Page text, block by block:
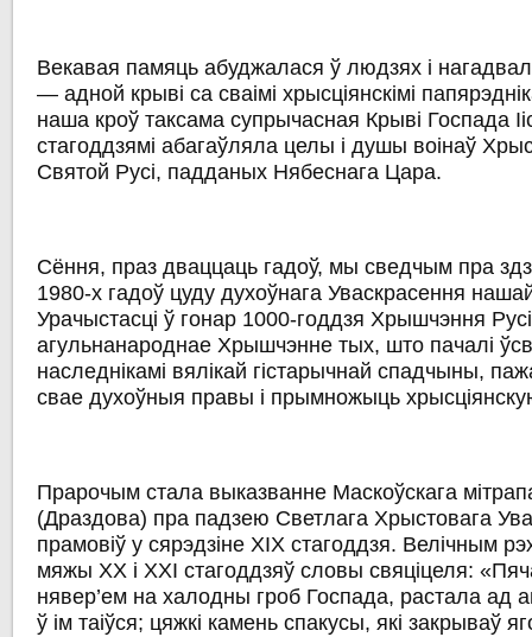
Векавая памяць абуджалася ў людзях і
— адной крыві са сваімі хрысціянскімі
наша кроў таксама супрычасная Крыві Госпада
стагоддзямі абагаўляла целы і душы воінаў
Святой Русі, падданых Нябеснага Цара.
Сёння, праз дваццаць гадоў, мы сведчым пра
1980-х гадоў цуду духоўнага Уваскрасення
Урачыстасці ў гонар 1000-годдзя Хрышчэння
агульнанароднае Хрышчэнне тых, што пачалі
наследнікамі вялікай гістарычнай спадчыны,
свае духоўныя правы і прымножыць
Прарочым стала выказванне Маскоўскага
(Драздова) пра падзею Светлага Хрыстовага
прамовіў у сярэдзіне XIX стагоддзя. Велічным
мяжы XX і XXI стагоддзяў словы свяціцеля:
нявер’ем на халодны гроб Госпада, растала ад
ў ім таіўся; цяжкі камень спакусы, які закрываў